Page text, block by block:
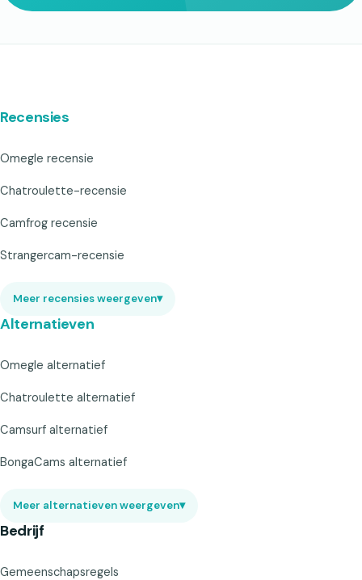
Recensies
Omegle recensie
Chatroulette-recensie
Camfrog recensie
Strangercam-recensie
Meer recensies weergeven▾
Alternatieven
Omegle alternatief
Chatroulette alternatief
Camsurf alternatief
BongaCams alternatief
Meer alternatieven weergeven▾
Bedrijf
Gemeenschapsregels